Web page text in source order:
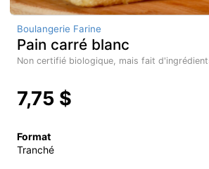
Boulangerie Farine
Pain carré blanc
Non certifié biologique, mais fait
7,75 $
Format
Tranché